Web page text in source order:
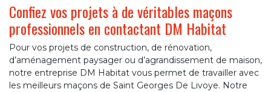
Confiez vos projets à de véritables maçons
professionnels en contactant DM Habitat
Pour vos projets de construction, de rénovation,
d’aménagement paysager ou d’agrandissement de maison,
notre entreprise DM Habitat vous permet de travailler avec
les meilleurs maçons de Saint Georges De Livoye. Notre